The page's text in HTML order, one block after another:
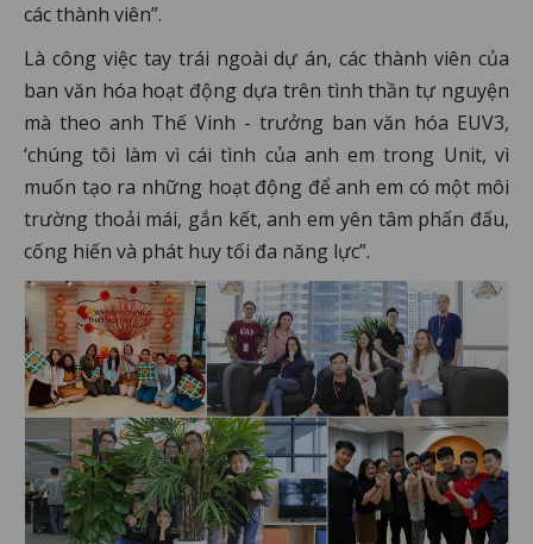
các thành viên”.
Là công việc tay trái ngoài dự án, các thành viên của
ban văn hóa hoạt động dựa trên tình thần tự nguyện
mà theo anh Thế Vinh - trưởng ban văn hóa EUV3,
‘chúng tôi làm vì cái tình của anh em trong Unit, vì
muốn tạo ra những hoạt động để anh em có một môi
trường thoải mái, gắn kết, anh em yên tâm phấn đấu,
cống hiến và phát huy tối đa năng lực”.